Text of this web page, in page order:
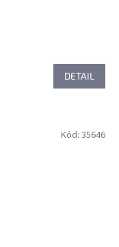
DETAIL
Kód: 35646